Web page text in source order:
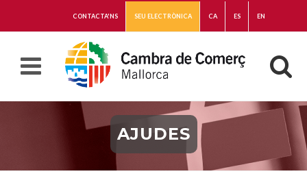
CONTACTA'NS SEU ELECTRÒNICA CA ES EN
AJUDES